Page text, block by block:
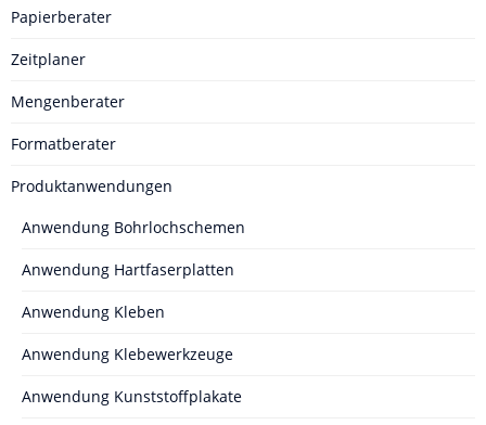
Papierberater
Zeitplaner
Mengenberater
Formatberater
Produktanwendungen
Anwendung Bohrlochschemen
Anwendung Hartfaserplatten
Anwendung Kleben
Anwendung Klebewerkzeuge
Anwendung Kunststoffplakate